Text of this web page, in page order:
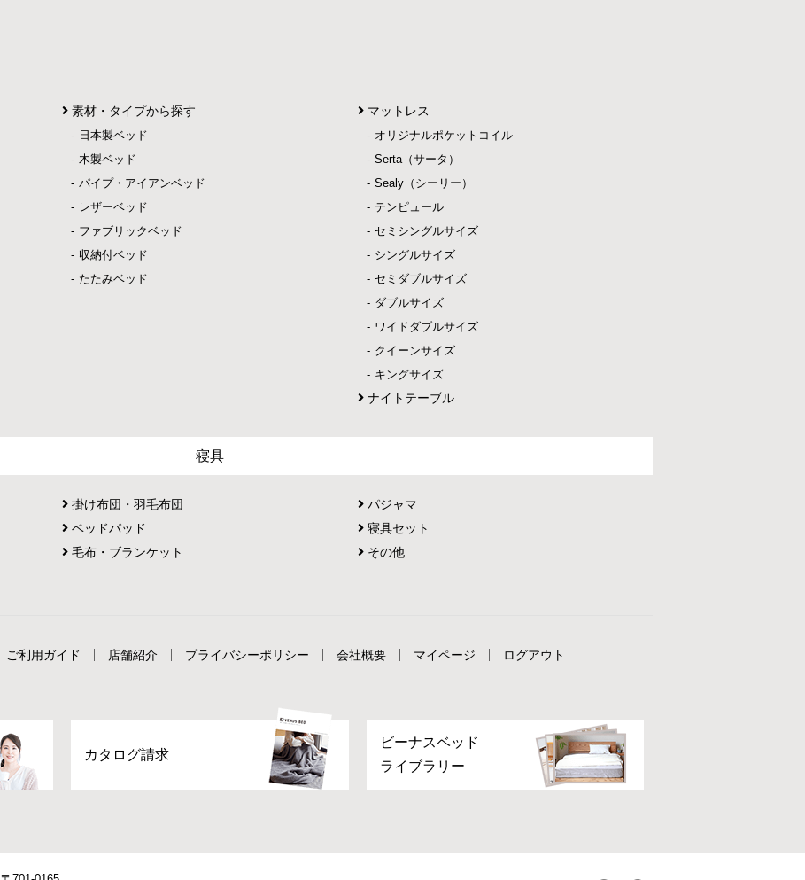
素材・タイプから探す
日本製ベッド
木製ベッド
パイプ・アイアンベッド
レザーベッド
ファブリックベッド
収納付ベッド
たたみベッド
マットレス
オリジナルポケットコイル
Serta（サータ）
Sealy（シーリー）
テンピュール
セミシングルサイズ
シングルサイズ
セミダブルサイズ
ダブルサイズ
ワイドダブルサイズ
クイーンサイズ
キングサイズ
ナイトテーブル
寝具
掛け布団・羽毛布団
ベッドパッド
毛布・ブランケット
パジャマ
寝具セット
その他
ご利用ガイド 店舗紹介 プライバシーポリシー 会社概要 マイページ ログアウト
カタログ請求
ビーナスベッド
ライブラリー